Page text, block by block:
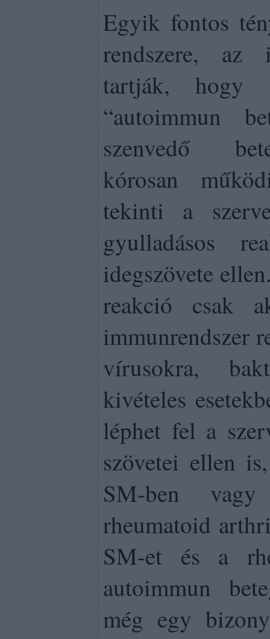
Egyik fontos
rendszere, az
tartják, hogy
“autoimmun
szenvedő
kórosan
tekinti a
gyulladásos
idegszövete
reakció csak
immunrendszer
vírusokra,
kivételes
léphet fel a
szövetei ellen
SM-ben
rheumatoid
SM-et és a
autoimmun
még egy